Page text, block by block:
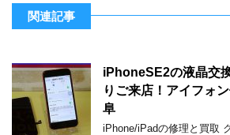
関連記事
iPhoneSE2の液晶交
りご来店！アイフォ
阜
iPhone/iPadの修理と買取